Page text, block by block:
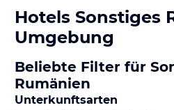
Hotels Sonstiges
Umgebung
Beliebte Filter für
Rumänien
Unterkunftsarten